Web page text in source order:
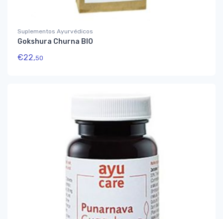
Suplementos Ayurvédicos
Gokshura Churna BIO
€22,50